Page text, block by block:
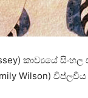
කාව්‍යයේ
Wilson)